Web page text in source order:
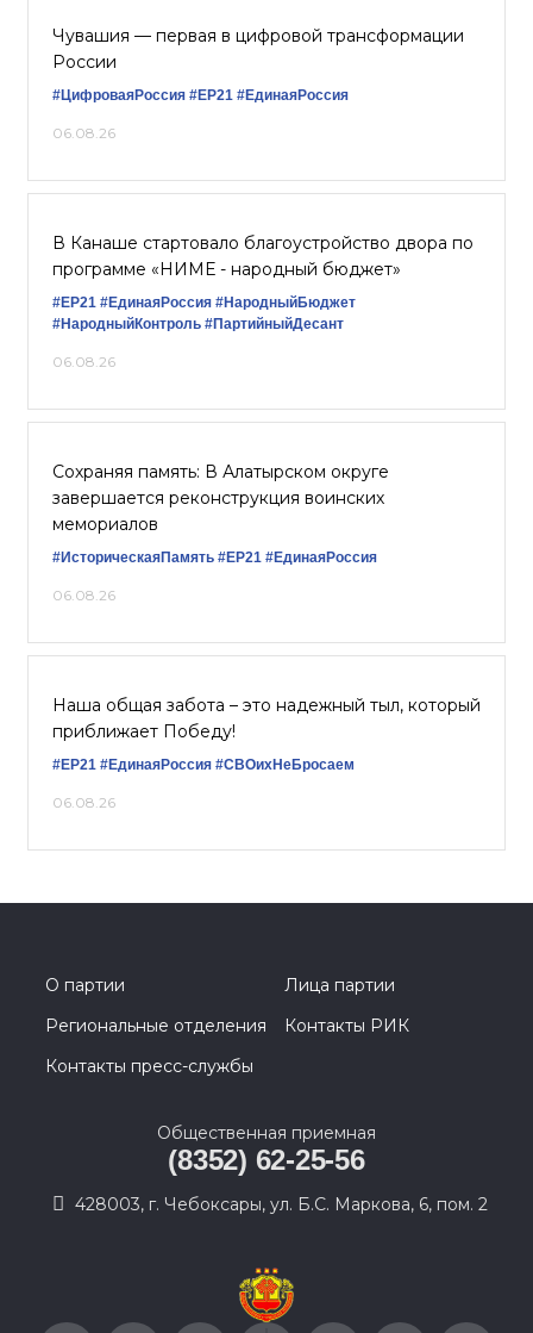
Чувашия — первая в цифровой трансформации
России
#ЦифроваяРоссия #ЕР21 #ЕдинаяРоссия
06.08.26
В Канаше стартовало благоустройство двора по
программе «НИМЕ - народный бюджет»
#ЕР21 #ЕдинаяРоссия #НародныйБюджет
#НародныйКонтроль #ПартийныйДесант
06.08.26
Сохраняя память: В Алатырском округе
завершается реконструкция воинских
мемориалов
#ИсторическаяПамять #ЕР21 #ЕдинаяРоссия
06.08.26
Наша общая забота – это надежный тыл, который
приближает Победу!
#ЕР21 #ЕдинаяРоссия #СВОихНеБросаем
06.08.26
О партии
Лица партии
Региональные отделения
Контакты РИК
Контакты пресс-службы
Общественная приемная
(8352) 62-25-56
428003, г. Чебоксары, ул. Б.С. Маркова, 6, пом. 2